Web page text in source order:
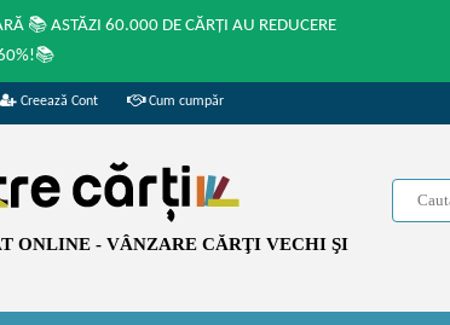
📚 ASTĂZI 60.000 DE CĂRȚI AU REDUCERE
Creează Cont Cum cumpăr
ONLINE - VÂNZARE CĂRŢI VECHI ŞI